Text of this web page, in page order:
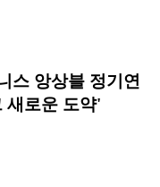
스 앙상블 정기연
새로운 도약'